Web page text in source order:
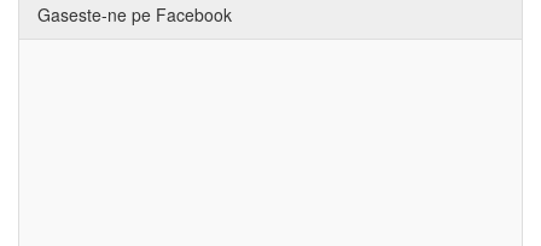
Gaseste-ne pe Facebook